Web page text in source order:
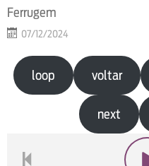
Ferrugem
07/12/2024
loop voltar
next